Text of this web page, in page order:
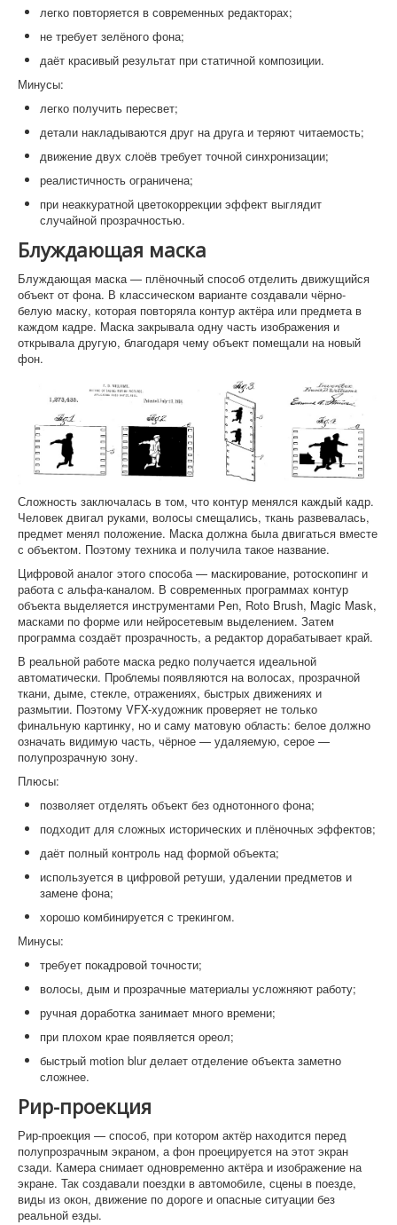
легко повторяется в современных редакторах;
не требует зелёного фона;
даёт красивый результат при статичной композиции.
Минусы:
легко получить пересвет;
детали накладываются друг на друга и теряют читаемость;
движение двух слоёв требует точной синхронизации;
реалистичность ограничена;
при неаккуратной цветокоррекции эффект выглядит
случайной прозрачностью.
Блуждающая маска
Блуждающая маска — плёночный способ отделить движущийся
объект от фона. В классическом варианте создавали чёрно-
белую маску, которая повторяла контур актёра или предмета в
каждом кадре. Маска закрывала одну часть изображения и
открывала другую, благодаря чему объект помещали на новый
фон.
Сложность заключалась в том, что контур менялся каждый кадр.
Человек двигал руками, волосы смещались, ткань развевалась,
предмет менял положение. Маска должна была двигаться вместе
с объектом. Поэтому техника и получила такое название.
Цифровой аналог этого способа — маскирование, ротоскопинг и
работа с альфа-каналом. В современных программах контур
объекта выделяется инструментами Pen, Roto Brush, Magic Mask,
масками по форме или нейросетевым выделением. Затем
программа создаёт прозрачность, а редактор дорабатывает край.
В реальной работе маска редко получается идеальной
автоматически. Проблемы появляются на волосах, прозрачной
ткани, дыме, стекле, отражениях, быстрых движениях и
размытии. Поэтому VFX-художник проверяет не только
финальную картинку, но и саму матовую область: белое должно
означать видимую часть, чёрное — удаляемую, серое —
полупрозрачную зону.
Плюсы:
позволяет отделять объект без однотонного фона;
подходит для сложных исторических и плёночных эффектов;
даёт полный контроль над формой объекта;
используется в цифровой ретуши, удалении предметов и
замене фона;
хорошо комбинируется с трекингом.
Минусы:
требует покадровой точности;
волосы, дым и прозрачные материалы усложняют работу;
ручная доработка занимает много времени;
при плохом крае появляется ореол;
быстрый motion blur делает отделение объекта заметно
сложнее.
Рир-проекция
Рир-проекция — способ, при котором актёр находится перед
полупрозрачным экраном, а фон проецируется на этот экран
сзади. Камера снимает одновременно актёра и изображение на
экране. Так создавали поездки в автомобиле, сцены в поезде,
виды из окон, движение по дороге и опасные ситуации без
реальной езды.